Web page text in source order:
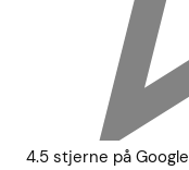
4.5 stjerne på Google